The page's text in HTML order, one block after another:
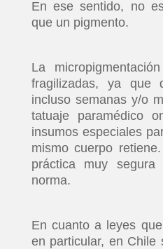
En ese sentido, no
que un pigmento.
La
fragilizadas, ya que
incluso semanas y/o
tatuaje paramédico
insumos especiales
mismo cuerpo
práctica muy
norma.
En cuanto a leyes
en particular, en Chile